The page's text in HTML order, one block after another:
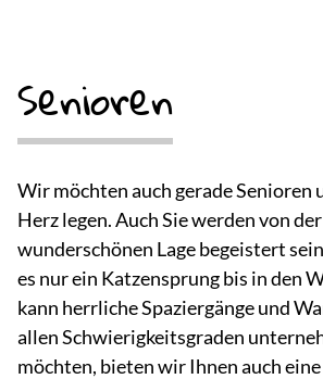
Senioren
Wir möchten auch gerade Senioren
Herz legen. Auch Sie werden von
wunderschönen Lage begeistert
es nur ein Katzensprung bis in den
kann herrliche Spaziergänge und
allen Schwierigkeitsgraden
möchten, bieten wir Ihnen auch